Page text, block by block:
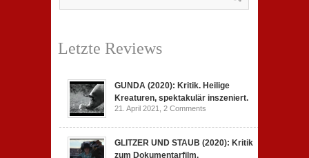
Letzte Reviews
GUNDA (2020): Kritik. Heilige
Kreaturen, spektakulär inszeniert.
21. April 2021, 2 Comments
GLITZER UND STAUB (2020): Kritik
zum Dokumentarfilm.